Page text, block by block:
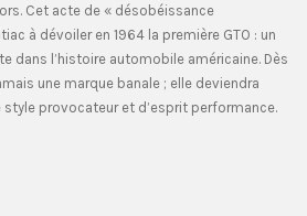
Cet acte de « désobéissance
à dévoiler en 1964 la première GTO : un
dans l’histoire automobile américaine. Dès
une marque banale ; elle deviendra
style provocateur et d’esprit performance.